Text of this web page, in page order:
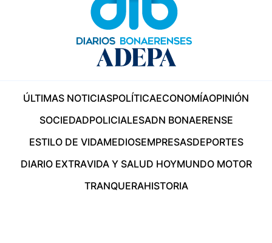
ÚLTIMAS NOTICIASPOLÍTICAECONOMÍAOPINIÓN
SOCIEDADPOLICIALESADN BONAERENSE
ESTILO DE VIDAMEDIOSEMPRESASDEPORTES
DIARIO EXTRAVIDA Y SALUD HOYMUNDO MOTOR
TRANQUERAHISTORIA